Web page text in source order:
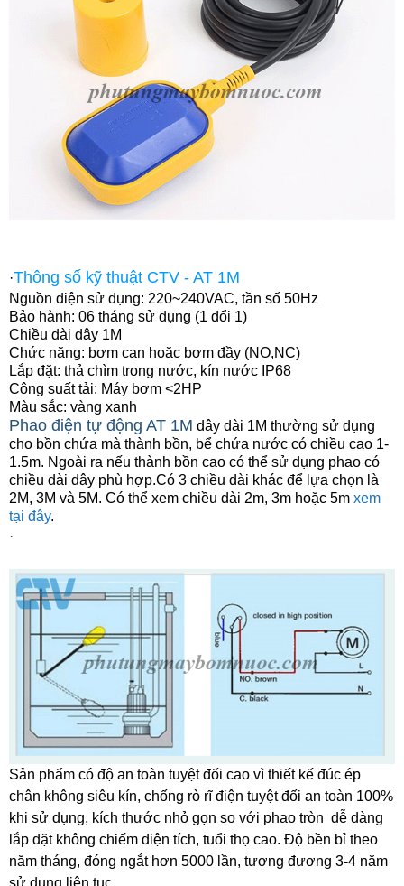
·Thông số kỹ thuật CTV - AT 1M
Nguồn điện sử dụng: 220~240VAC, tần số 50Hz
Bảo hành: 06 tháng sử dụng (1 đổi 1)
Chiều dài dây 1M
Chức năng: bơm cạn hoặc bơm đầy (NO,NC)
Lắp đặt: thả chìm trong nước, kín nước IP68
Công suất tải: Máy bơm <2HP
Màu sắc: vàng xanh
Phao điện tự động AT 1M dây dài 1M thường sử dụng
cho bồn chứa mà thành bồn, bể chứa nước có chiều cao 1-
1.5m. Ngoài ra nếu thành bồn cao có thể sử dụng phao có
chiều dài dây phù hợp.Có 3 chiều dài khác để lựa chọn là
2M, 3M và 5M. Có thể xem chiều dài 2m, 3m hoặc 5m xem
tại đây.
·
Sản phẩm có độ an toàn tuyệt đối cao vì thiết kế đúc ép
chân không siêu kín, chống rò rĩ điện tuyệt đối an toàn 100%
khi sử dụng, kích thước nhỏ gọn so với phao tròn dễ dàng
lắp đặt không chiếm diện tích, tuổi thọ cao. Độ bền bỉ theo
năm tháng, đóng ngắt hơn 5000 lần, tương đương 3-4 năm